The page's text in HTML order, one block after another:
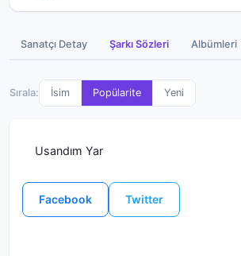
Sanatçı Detay Şarkı Sözleri Albümleri
Sırala: İsim Popülarite Yeni
Usandım Yar
Facebook Twitter